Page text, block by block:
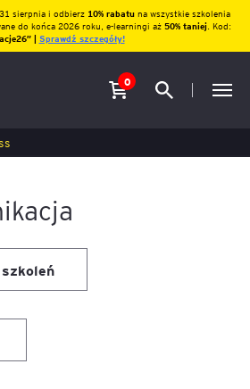
sierpnia i odbierz10% rabatu na wszystkie szkolenia
do końca 2026 roku, e-learningi aż 50% taniej. Kod:
| Sprawdź szczegóły!
0